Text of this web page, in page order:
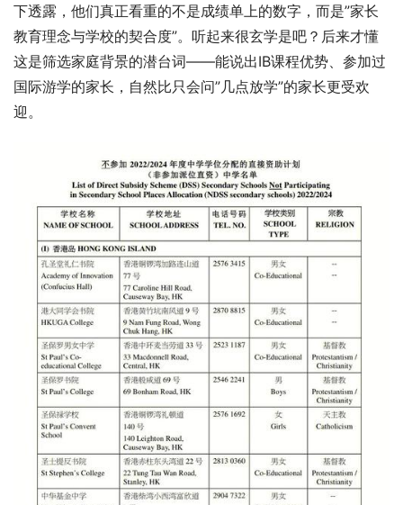
下透露，他们真正看重的不是成绩单上的数字，而是”家长
教育理念与学校的契合度”。听起来很玄学是吧？后来才懂
这是筛选家庭背景的潜台词——能说出IB课程优势、参加过
国际游学的家长，自然比只会问”几点放学”的家长更受欢
迎。